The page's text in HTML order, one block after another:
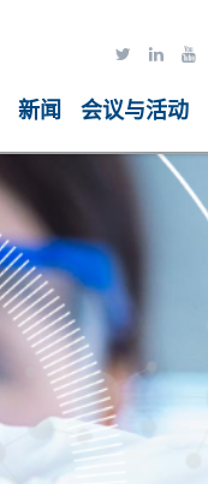
  
新闻 会议与活动